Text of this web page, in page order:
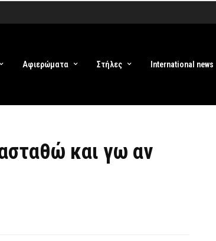
Αφιερώματα Στήλες International news
και γω αν